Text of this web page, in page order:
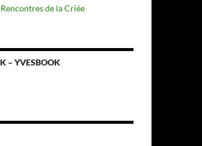
de la Criée
– YVESBOOK